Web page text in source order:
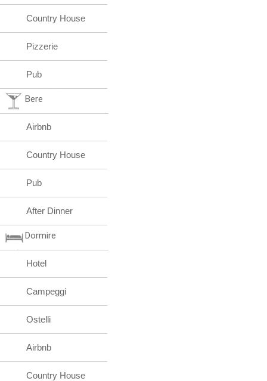
Country House
Pizzerie
Pub
Bere
Airbnb
Country House
Pub
After Dinner
Dormire
Hotel
Campeggi
Ostelli
Airbnb
Country House